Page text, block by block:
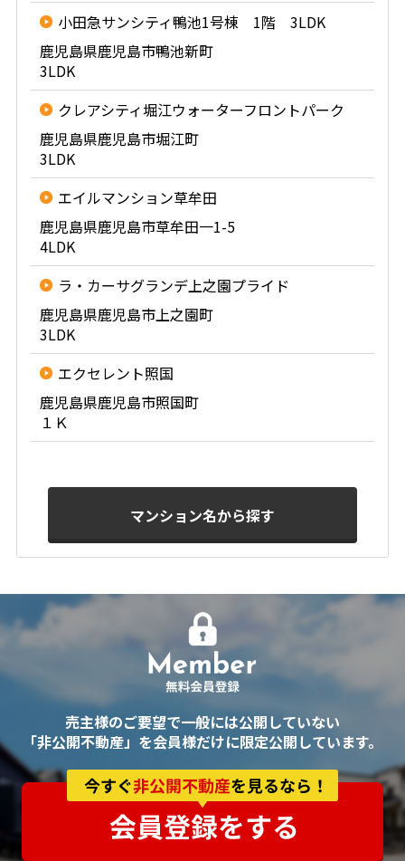
小田急サンシティ鴨池1号棟 1階 3LDK
鹿児島県鹿児島市鴨池新町
3LDK
クレアシティ堀江ウォーターフロントパーク
鹿児島県鹿児島市堀江町
3LDK
エイルマンション草牟田
鹿児島県鹿児島市草牟田一1-5
4LDK
ラ・カーサグランデ上之園プライド
鹿児島県鹿児島市上之園町
3LDK
エクセレント照国
鹿児島県鹿児島市照国町
１Ｋ
マンション名から探す
売主様のご要望で一般には公開していない
「非公開不動産」を会員様だけに限定公開しています。